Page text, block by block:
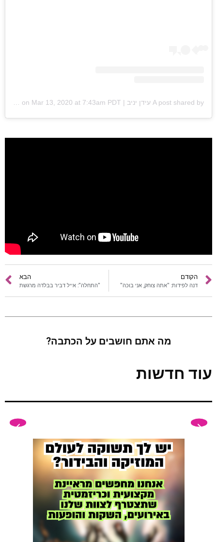
A post shared by עידן יניב | Idan Yaniv (@idan_yaniv) on Mar 13, 2020 at 7:43am PDT
הקודם
דנה לפידות: "אתה צוחק, אני בוכה"
הבא
"התחלה": אייל דביר בבלדה מרגשת
מה אתם חושבים על הכתבה?
עוד חדשות
לוח הופעות
הרשמה